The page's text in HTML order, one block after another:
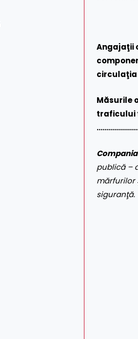
Angajaţii
circulaţia
Măsurile
traficului
Compania
publică –
mărfurilor
siguranţă.